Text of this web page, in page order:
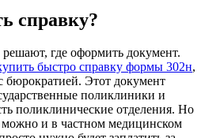
справку?
где оформить документ.
быстро справку формы 302н,
бюрократией. Этот документ
поликлиники и
поликлинические отделения. Но
можно и в частном медицинском